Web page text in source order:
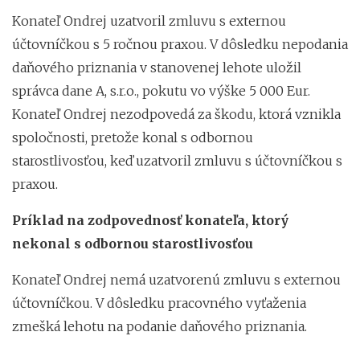
Konateľ Ondrej uzatvoril zmluvu s externou
účtovníčkou s 5 ročnou praxou. V dôsledku nepodania
daňového priznania v stanovenej lehote uložil
správca dane A, s.r.o., pokutu vo výške 5 000 Eur.
Konateľ Ondrej nezodpovedá za škodu, ktorá vznikla
spoločnosti, pretože konal s odbornou
starostlivosťou, keď uzatvoril zmluvu s účtovníčkou s
praxou.
Príklad na zodpovednosť konateľa, ktorý
nekonal s odbornou starostlivosťou
Konateľ Ondrej nemá uzatvorenú zmluvu s externou
účtovníčkou. V dôsledku pracovného vyťaženia
zmešká lehotu na podanie daňového priznania.